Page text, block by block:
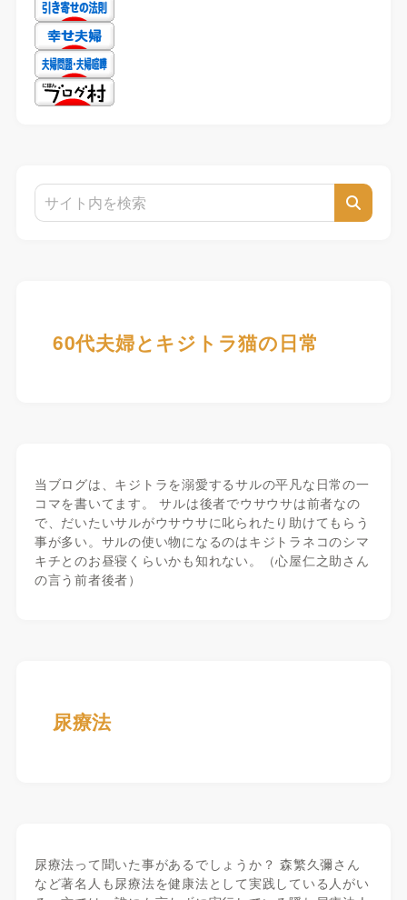
60代夫婦とキジトラ猫の日常
当ブログは、キジトラを溺愛するサルの平凡な日常の一
コマを書いてます。 サルは後者でウサウサは前者なの
で、だいたいサルがウサウサに叱られたり助けてもらう
事が多い。サルの使い物になるのはキジトラネコのシマ
キチとのお昼寝くらいかも知れない。（心屋仁之助さん
の言う前者後者）
尿療法
尿療法って聞いた事があるでしょうか？ 森繁久彌さん
など著名人も尿療法を健康法として実践している人がい